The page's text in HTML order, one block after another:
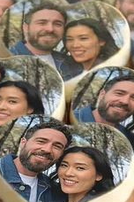
suo nome, una tua